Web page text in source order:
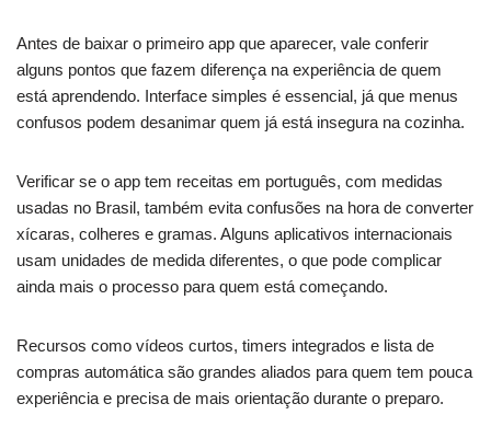
Antes de baixar o primeiro app que aparecer, vale conferir
alguns pontos que fazem diferença na experiência de quem
está aprendendo. Interface simples é essencial, já que menus
confusos podem desanimar quem já está insegura na cozinha.
Verificar se o app tem receitas em português, com medidas
usadas no Brasil, também evita confusões na hora de converter
xícaras, colheres e gramas. Alguns aplicativos internacionais
usam unidades de medida diferentes, o que pode complicar
ainda mais o processo para quem está começando.
Recursos como vídeos curtos, timers integrados e lista de
compras automática são grandes aliados para quem tem pouca
experiência e precisa de mais orientação durante o preparo.